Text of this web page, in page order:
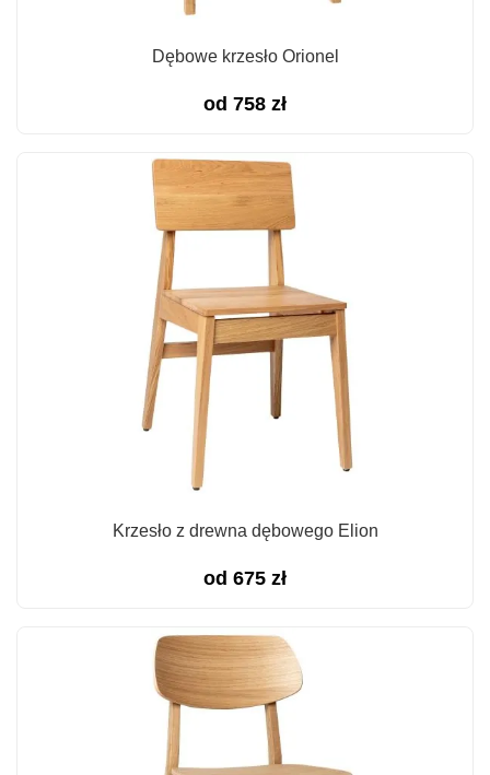
Dębowe krzesło Orionel
od 758 zł
Krzesło z drewna dębowego Elion
od 675 zł